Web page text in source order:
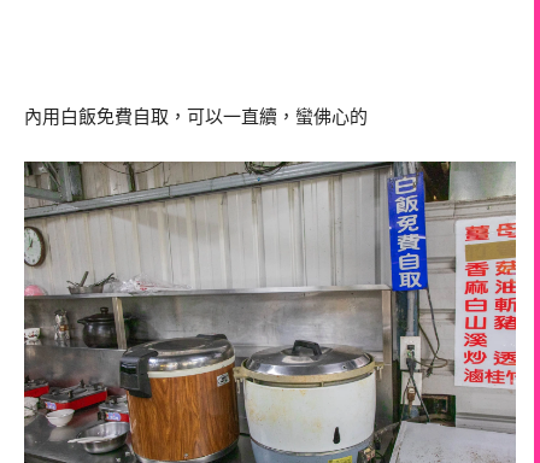
內用白飯免費自取，可以一直續，蠻佛心的